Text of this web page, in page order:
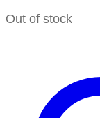
Out of stock